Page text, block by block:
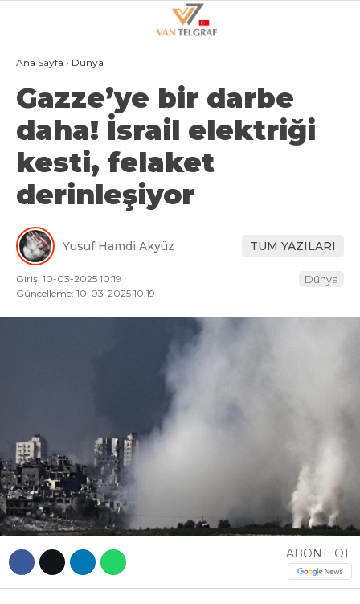
Facebook
22.4°
GALERİ VİDEO
VAN
BÖLGE
3.SAYFA
GÜNDEM
SPOR
EKONOMI
DIĞER
Ana Sayfa › Dünya
Gazze’ye bir darbe
daha! İsrail elektriği
kesti, felaket
derinleşiyor
Yusuf Hamdi Akyüz TÜM YAZILARI
Giriş: 10-03-2025 10:19
Güncelleme: 10-03-2025 10:19
Dünya
ABONE OL